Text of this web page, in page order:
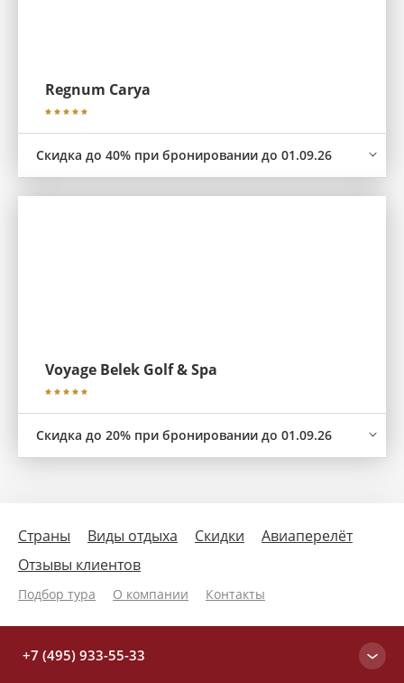
Regnum Carya
Скидка до 40% при бронировании до 01.09.26
Voyage Belek Golf & Spa
Скидка до 20% при бронировании до 01.09.26
Страны Виды отдыха Скидки
Авиаперелёт
Отзывы клиентов
Подбор тура О компании Контакты
+7 (495) 933-55-33